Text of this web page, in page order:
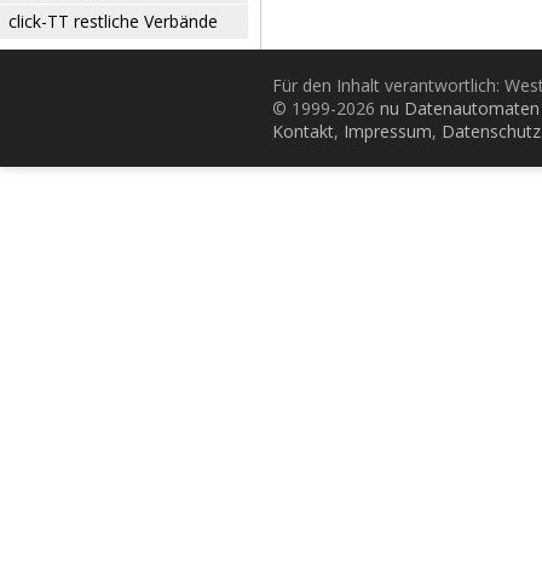
click-TT restliche Verbände
Für den Inhalt verantwortlich:
© 1999-2026 nu
Kontakt, Impressum, Datenschutz